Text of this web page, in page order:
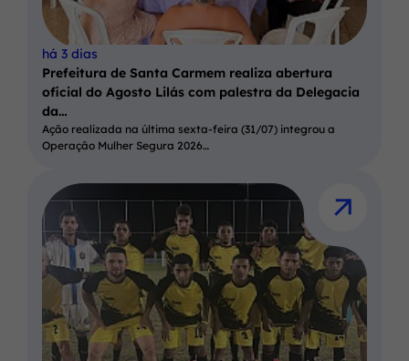
há 3 dias
Prefeitura de Santa Carmem realiza abertura
oficial do Agosto Lilás com palestra da Delegacia
da…
Ação realizada na última sexta-feira (31/07) integrou a
Operação Mulher Segura 2026…